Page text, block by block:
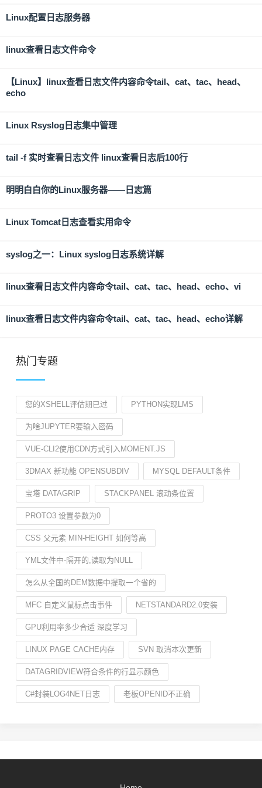
Linux配置日志服务器
linux查看日志文件命令
【Linux】linux查看日志文件内容命令tail、cat、tac、head、
echo
Linux Rsyslog日志集中管理
tail -f 实时查看日志文件 linux查看日志后100行
明明白白你的Linux服务器——日志篇
Linux Tomcat日志查看实用命令
syslog之一：Linux syslog日志系统详解
linux查看日志文件内容命令tail、cat、tac、head、echo、vi
linux查看日志文件内容命令tail、cat、tac、head、echo详解
热门专题
您的XSHELL评估期已过 PYTHON实现LMS
为啥JUPYTER要输入密码
VUE-CLI2使用CDN方式引入MOMENT.JS
3DMAX 新功能 OPENSUBDIV MYSQL DEFAULT条件
宝塔 DATAGRIP STACKPANEL 滚动条位置
PROTO3 设置参数为0
CSS 父元素 MIN-HEIGHT 如何等高
YML文件中-隔开的,读取为NULL
怎么从全国的DEM数据中提取一个省的
MFC 自定义鼠标点击事件 NETSTANDARD2.0安装
GPU利用率多少合适 深度学习
LINUX PAGE CACHE内存 SVN 取消本次更新
DATAGRIDVIEW符合条件的行显示颜色
C#封装LOG4NET日志 老板OPENID不正确